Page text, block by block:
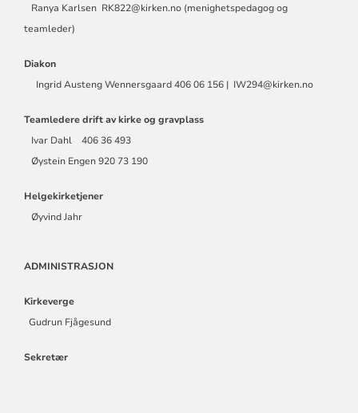
Ranya Karlsen RK822@kirken.no (menighetspedagog og
teamleder)
Diakon
Ingrid Austeng Wennersgaard 406 06 156 | IW294@kirken.no
Teamledere drift av kirke og gravplass
Ivar Dahl 406 36 493
Øystein Engen 920 73 190
Helgekirketjener
Øyvind Jahr
ADMINISTRASJON
Kirkeverge
Gudrun Fjågesund
Sekretær